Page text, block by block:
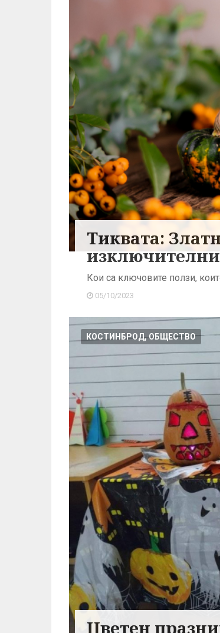
Тиквата:
изключителни
Кои са ключовите ползи,
05/10/2023
КОСТИНБРОД, ОБЩЕСТВО
Цветен